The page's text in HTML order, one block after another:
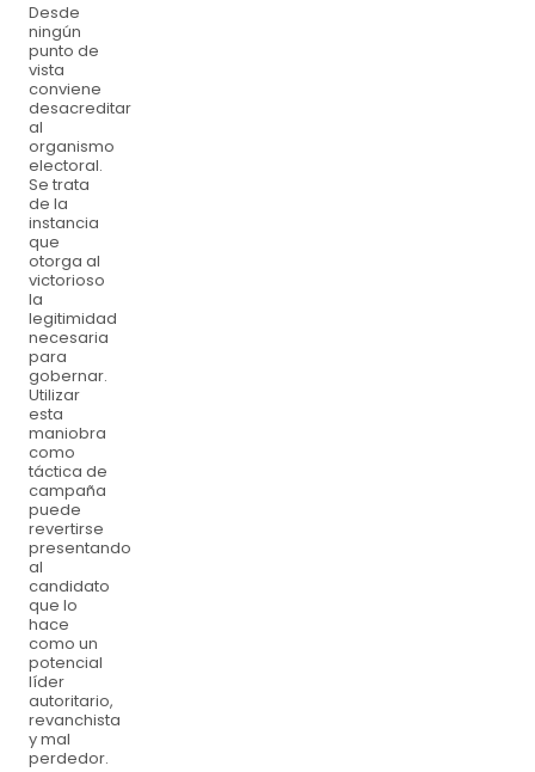
Desde
ningún
punto de
vista
conviene
desacreditar
al
organismo
electoral.
Se trata
de la
instancia
que
otorga al
victorioso
la
legitimidad
necesaria
para
gobernar.
Utilizar
esta
maniobra
como
táctica de
campaña
puede
revertirse
presentando
al
candidato
que lo
hace
como un
potencial
líder
autoritario,
revanchista
y mal
perdedor.